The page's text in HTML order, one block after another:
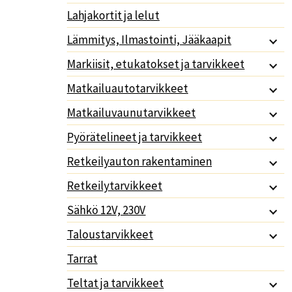
Lahjakortit ja lelut
Lämmitys, Ilmastointi, Jääkaapit
Markiisit, etukatokset ja tarvikkeet
Matkailuautotarvikkeet
Matkailuvaunutarvikkeet
Pyörätelineet ja tarvikkeet
Retkeilyauton rakentaminen
Retkeilytarvikkeet
Sähkö 12V, 230V
Taloustarvikkeet
Tarrat
Teltat ja tarvikkeet